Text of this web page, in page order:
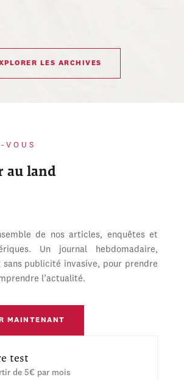
LES ARCHIVES
VOUS
au land
de nos articles, enquêtes et
Un journal hebdomadaire,
sans publicité invasive, pour prendre
l’actualité.
MAINTENANT
test
de 5€ par mois